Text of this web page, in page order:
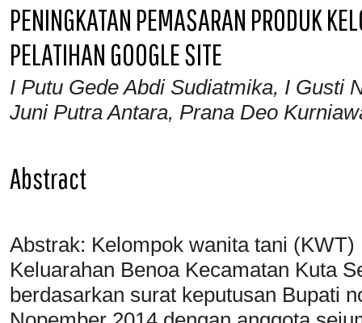
PENINGKATAN PEMASARAN PRODUK
PELATIHAN GOOGLE SITE
I Putu Gede Abdi Sudiatmika, I Gusti
Juni Putra Antara, Prana Deo
Abstract
Abstrak: Kelompok wanita tani
Keluarahan Benoa Kecamatan Kuta
berdasarkan surat keputusan Bupati